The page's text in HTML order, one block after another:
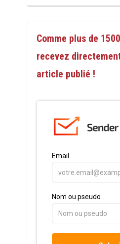
Comme plus de
recevez
article publié !